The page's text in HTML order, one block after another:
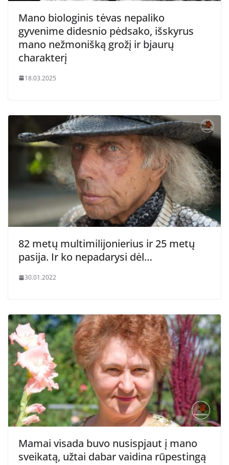
Mano biologinis tėvas nepaliko
gyvenime didesnio pėdsako, išskyrus
mano nežmonišką grožį ir bjaurų
charakterį
18.03.2025
82 metų multimilijonierius ir 25 metų
pasija. Ir ko nepadarysi dėl…
30.01.2022
Mamai visada buvo nusispjaut į mano
sveikatą, užtai dabar vaidina rūpestingą